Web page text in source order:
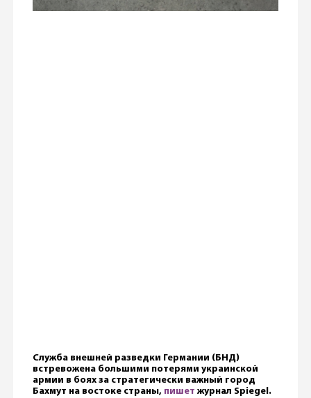
Служба внешней разведки Германии (БНД)
встревожена большими потерями украинской
армии в боях за стратегически важный город
Бахмут на востоке страны, пишет журнал Spiegel.